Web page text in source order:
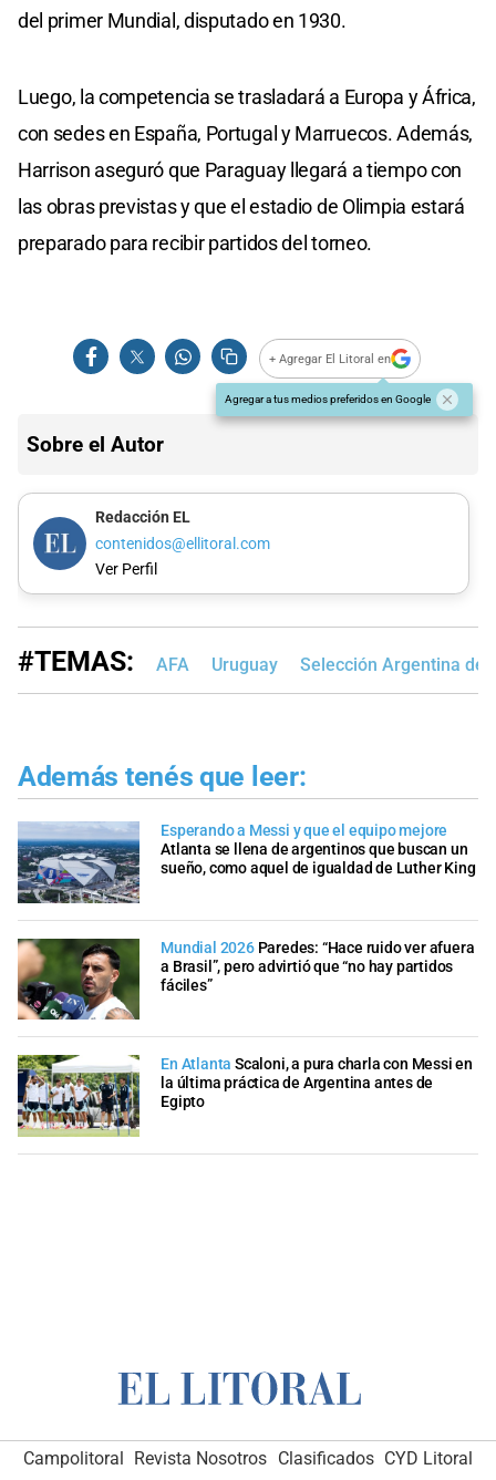
del primer Mundial, disputado en 1930.
Luego, la competencia se trasladará a Europa y África,
con sedes en España, Portugal y Marruecos. Además,
Harrison aseguró que Paraguay llegará a tiempo con
las obras previstas y que el estadio de Olimpia estará
preparado para recibir partidos del torneo.
+ Agregar El Litoral en
Agregar a tus medios preferidos en Google
Sobre el Autor
Redacción EL
contenidos@ellitoral.com
Ver Perfil
#TEMAS: AFA Uruguay Selección Argentina de
Además tenés que leer:
Esperando a Messi y que el equipo mejore
Atlanta se llena de argentinos que buscan un
sueño, como aquel de igualdad de Luther King
Mundial 2026 Paredes: “Hace ruido ver afuera
a Brasil”, pero advirtió que “no hay partidos
fáciles”
En Atlanta Scaloni, a pura charla con Messi en
la última práctica de Argentina antes de
Egipto
Campolitoral Revista Nosotros Clasificados CYD Litoral